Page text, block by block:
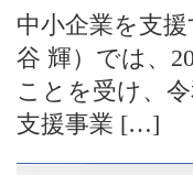
中小企業を支
谷 輝）では、
ことを受け、
支援事業 […]